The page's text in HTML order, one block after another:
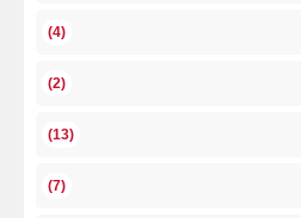
(4)
(2)
(13)
(7)